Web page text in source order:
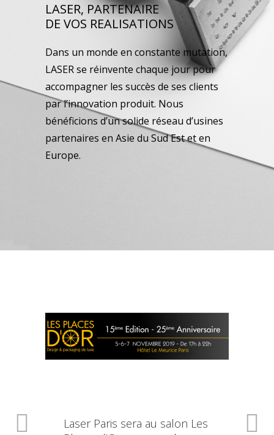
LASER, PARTENAIRE
DE VOS REALISATIONS
Dans un monde en constante mutation,
LASER se réinvente chaque jour pour
accompagner les succès de ses clients
par l’innovation produit. Nous
bénéficions d’un solide réseau d’usines
partenaires en Asie du Sud Est et en
Europe.
Laser Paris sera au salon Les